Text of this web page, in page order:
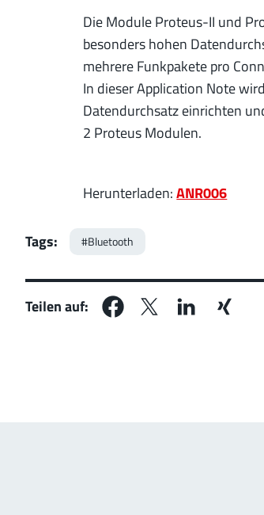
Die Module Proteus-II und
besonders hohen
mehrere Funkpakete pro
In dieser Application Note
Datendurchsatz einrichten
2 Proteus Modulen.
Herunterladen:ANR006
Tags: #Bluetooth
Teilen auf: